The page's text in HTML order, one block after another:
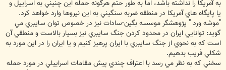
به آمريكا را نداشته باشد، اما به طور حتم هرگونه حمله اين چنيني به اسراييل و
يا پايگاه هاي آمريكا در منطقه ضربه سنگيني به اين نيروها وارد خواهد كرد.
"موشه ورد " پژوهشگر موسسه بگين-سادات نيز در خصوص توان سايبري مي
گويد: توانايي ايران در محدود كردن جنگ سايبري نيز بسيار بالاست و منطقي آن
است كه به نحوي از جنگ سايبري با ايران پرهيز كنيم و يا ايران را در اين مورد به
شكلي فريب بدهيم.
سخني كه به نظر مي رسد با اعتراف چندي پيش مقامات اسراييلي در مورد حمله